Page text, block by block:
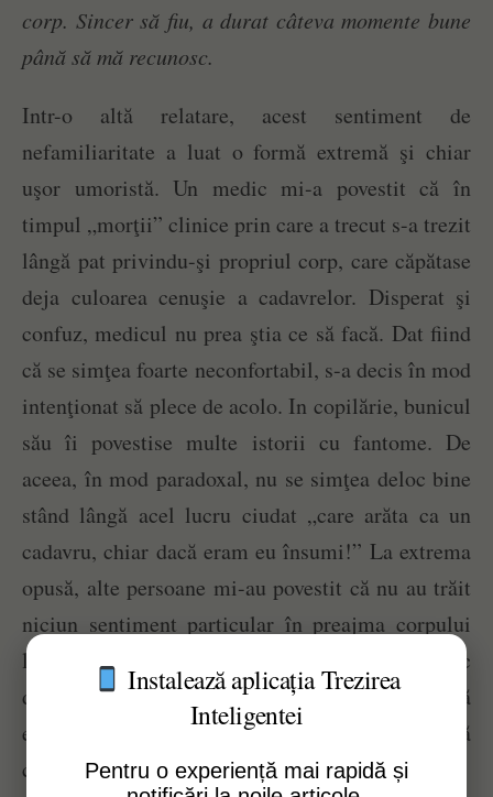
corp. Sincer să fiu, a durat câteva momente bune
până să mă recunosc.
Intr-o altă relatare, acest sentiment de
nefamiliaritate a luat o formă extremă şi chiar
uşor umoristă. Un medic mi-a povestit că în
timpul „morţii” clinice prin care a trecut s-a trezit
lângă pat privindu-şi propriul corp, care căpătase
deja culoarea cenuşie a cadavrelor. Disperat şi
confuz, medicul nu prea ştia ce să facă. Dat fiind
că se simţea foarte neconfortabil, s-a decis în mod
intenţionat să plece de acolo. In copilărie, bunicul
său îi povestise multe istorii cu fantome. De
aceea, în mod paradoxal, nu se simţea deloc bine
stând lângă acel lucru ciudat „care arăta ca un
cadavru, chiar dacă eram eu însumi!” La extrema
opusă, alte persoane mi-au povestit că nu au trăit
niciun sentiment particular în preajma corpului
lor. Spre exemplu, o femeie care a suferit un atac
de cord şi care era convinsă că a murit a simţit că
este trasă prin întuneric departe de corpul ei. Iată
ce povesteşte ea:
Instalează aplicația Trezirea
Inteligentei
Pentru o experiență mai rapidă și